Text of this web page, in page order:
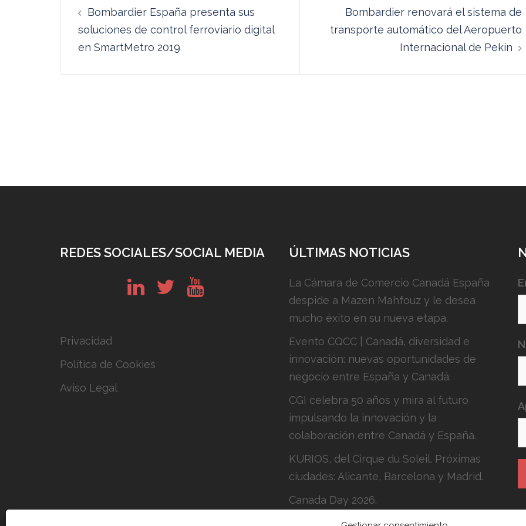
de
entradas
Bombardier España presenta sus
soluciones de control ferroviario digital
en SmartMetro 2019
Bombardier renovará el sistema de
transporte automático del Aeropuerto
Internacional de Pekín
REDES SOCIALES/SOCIAL MEDIA
Privacidad
Política de Cookies
Aviso Legal
ÚLTIMAS NOTICIAS
La Cámara de Comercio Canadá España
despide a Mazen Mahfouz y le desea
mucho éxito en su nueva etapa.
Evento CQCC | Canadá, diversidad e
innovación: nuevas oportunidades de
negocio entre España y Canadá.
CGI celebra 50 años y mira al futuro
impulsando la innovación y la
colaboración entre Canadá y España.
KURIOS, del Cirque du Soleil. Próximas
ciudades: Alicante, Barcelona y Madrid.
Canada Day 2026.